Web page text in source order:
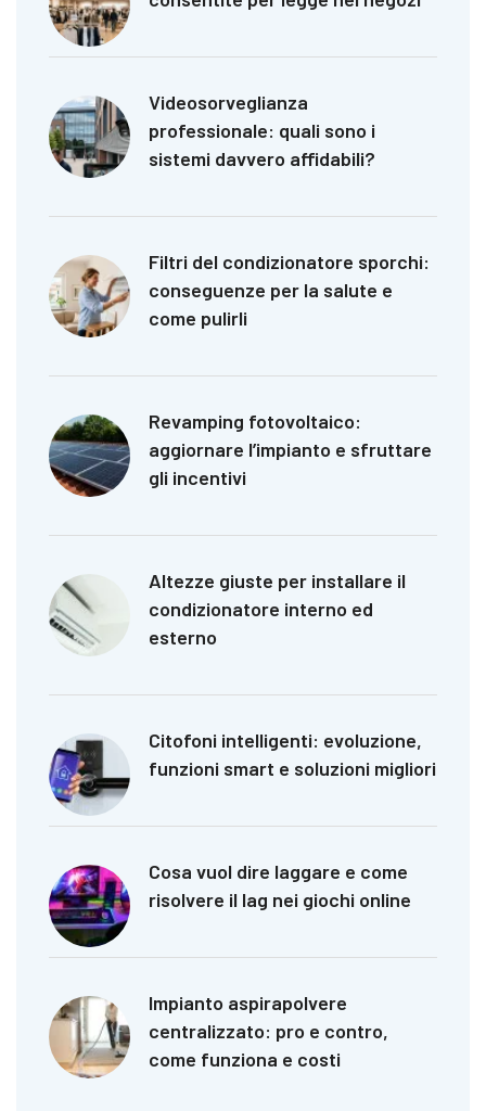
Videosorveglianza
professionale: quali sono i
sistemi davvero affidabili?
Filtri del condizionatore sporchi:
conseguenze per la salute e
come pulirli
Revamping fotovoltaico:
aggiornare l’impianto e sfruttare
gli incentivi
Altezze giuste per installare il
condizionatore interno ed
esterno
Citofoni intelligenti: evoluzione,
funzioni smart e soluzioni migliori
Cosa vuol dire laggare e come
risolvere il lag nei giochi online
Impianto aspirapolvere
centralizzato: pro e contro,
come funziona e costi